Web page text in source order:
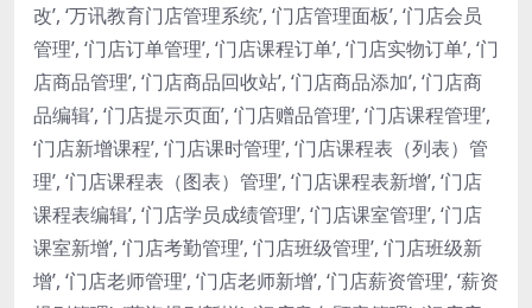
改’, ‘万讯教育门店管理系统’, ‘门店管理面板’, ‘门店会员
管理’, ‘门店订单管理’, ‘门店课程订单’, ‘门店实物订单’, ‘门
店商品管理’, ‘门店商品回收站’, ‘门店商品添加’, ‘门店商
品编辑’, ‘门店提示页面’, ‘门店赠品管理’, ‘门店课程管理’,
‘门店新增课程’, ‘门店课时管理’, ‘门店课程表（列表）管
理’, ‘门店课程表（图表）管理’, ‘门店课程表新增’, ‘门店
课程表编辑’, ‘门店学员成绩管理’, ‘门店课室管理’, ‘门店
课室新增’, ‘门店考勤管理’, ‘门店班级管理’, ‘门店班级新
增’, ‘门店老师管理’, ‘门店老师新增’, ‘门店薪资管理’, ‘薪资